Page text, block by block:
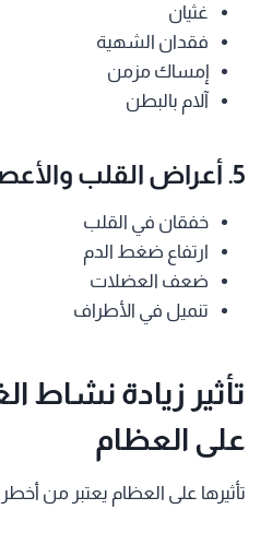
غثيان
فقدان الشهية
إمساك مزمن
آلام بالبطن
5. أعراض القلب والأعصاب:
خفقان في القلب
ارتفاع ضغط الدم
ضعف العضلات
تنميل في الأطراف
تأثير زيادة نشاط
على العظام
تأثيرها على العظام يعتبر من